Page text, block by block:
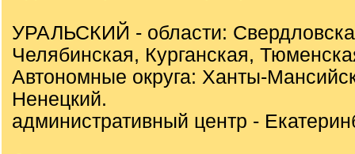
УРАЛЬСКИЙ - области:
Челябинская, Курганская,
Автономные округа: Ханты-
Ненецкий.
административный центр -